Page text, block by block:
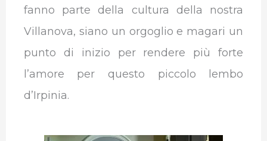
fanno parte della cultura della nostra
Villanova, siano un orgoglio e magari un
punto di inizio per rendere più forte
l’amore per questo piccolo lembo
d’Irpinia.